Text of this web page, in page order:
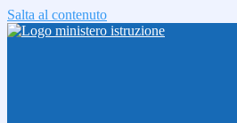
Salta al contenuto